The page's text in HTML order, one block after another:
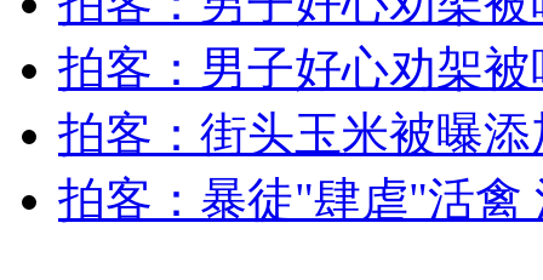
外交部：反对强权政治霸凌主义
外交部：有关国家言论片面不公正
安徽一实载49人客车翻车
拍客：男子好心劝架
拍客：街头玉米被曝
拍客：暴徒"肆虐"活禽